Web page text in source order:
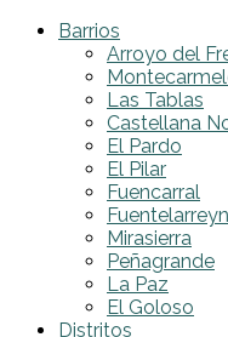
Barrios
Arroyo del
Las Tablas
Castellana
El Pardo
El Pilar
Fuencarral
Mirasierra
Peñagrande
La Paz
El Goloso
Distritos